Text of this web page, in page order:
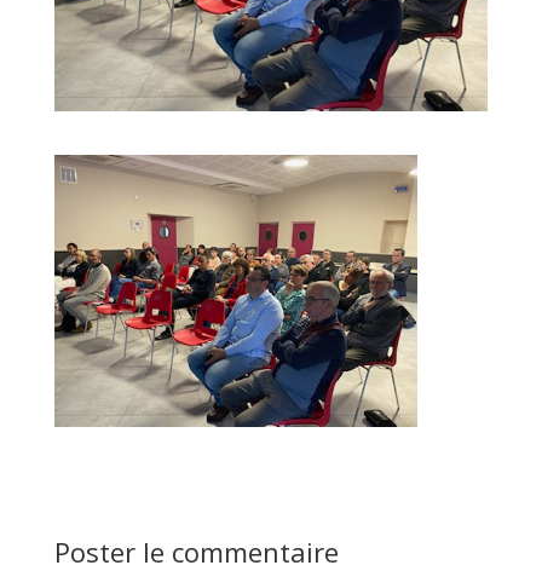
Poster le commentaire